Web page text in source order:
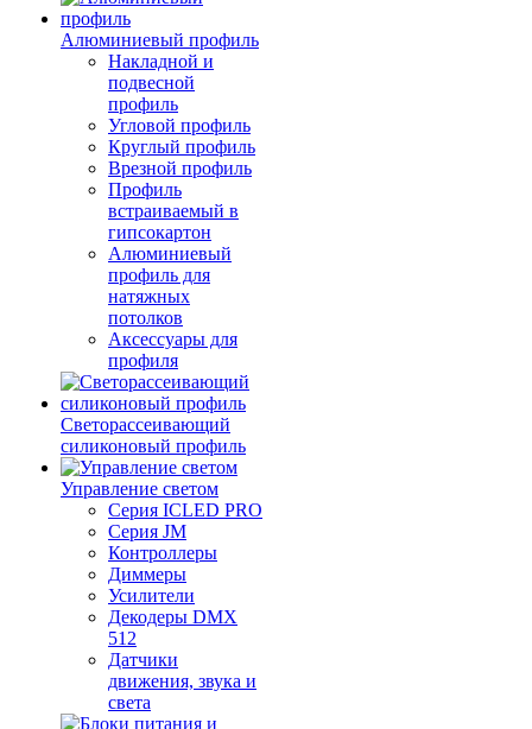
Алюминиевый профиль
Накладной и
подвесной
профиль
Угловой профиль
Круглый профиль
Врезной профиль
Профиль
встраиваемый в
гипсокартон
Алюминиевый
профиль для
натяжных
потолков
Аксессуары для
профиля
Светорассеивающий
силиконовый профиль
Управление светом
Серия ICLED PRO
Серия JM
Контроллеры
Диммеры
Усилители
Декодеры DMX
512
Датчики
движения, звука и
света